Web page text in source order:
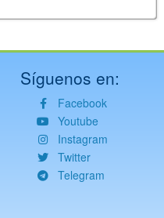
Síguenos en:
Facebook
Youtube
Instagram
Twitter
Telegram